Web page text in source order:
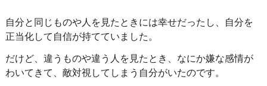
自分と同じものや人を見たときには幸せだったし、自分を
正当化して自信が持てていました。
だけど、違うものや違う人を見たとき、なにか嫌な感情が
わいてきて、敵対視してしまう自分がいたのです。